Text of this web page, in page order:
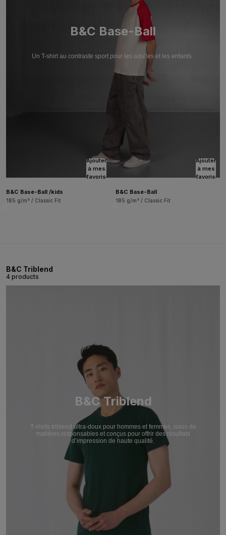
B&C Base-Ball
Un T-shirt au contraste sport pour les adultes et les enfants.
Ajouter
à mes
favoris
B&C Base-Ball /kids
185 g/m² / Classic Fit
Ajouter
à mes
favoris
B&C Base-Ball
185 g/m² / Classic Fit
B&C Triblend
4 products
B&C Triblend
T-shirts triblend ultra-doux pour hommes et femmes, issus de
matières responsables et conçus pour offrir des résultats
d’impression de haute qualité.